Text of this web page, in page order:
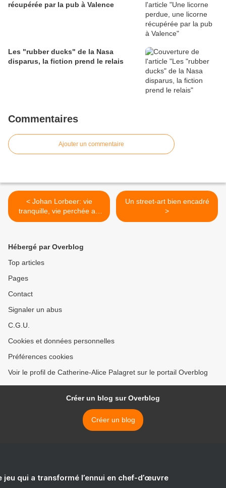
récupérée par la pub à Valence
Les "rubber ducks" de la Nasa
disparus, la fiction prend le relais
Commentaires
Ajouter un commentaire
< Johan Lorbeer: vie
tranquille, vie perchée au
104
Un street-art bien encadré
>
Hébergé par Overblog
Top articles
Pages
Contact
Signaler un abus
C.G.U.
Cookies et données personnelles
Préférences cookies
Voir le profil de Catherine-Alice Palagret sur le portail Overblog
Créer un blog sur Overblog
Créer un blog
jeu qui a transformé l’ennui en chef-d’œuvre